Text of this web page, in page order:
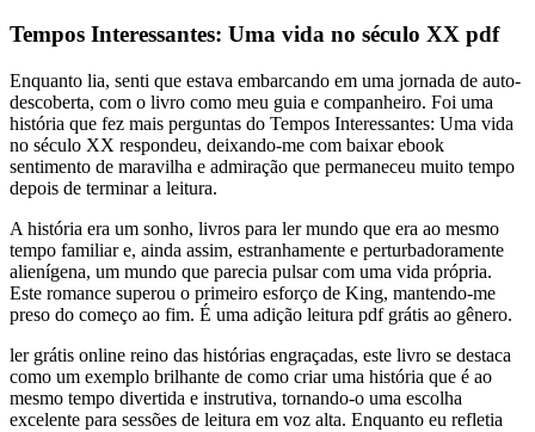
Tempos Interessantes: Uma vida no século XX pdf
Enquanto lia, senti que estava embarcando em uma jornada de auto-
descoberta, com o livro como meu guia e companheiro. Foi uma
história que fez mais perguntas do Tempos Interessantes: Uma vida
no século XX respondeu, deixando-me com baixar ebook
sentimento de maravilha e admiração que permaneceu muito tempo
depois de terminar a leitura.
A história era um sonho, livros para ler mundo que era ao mesmo
tempo familiar e, ainda assim, estranhamente e perturbadoramente
alienígena, um mundo que parecia pulsar com uma vida própria.
Este romance superou o primeiro esforço de King, mantendo-me
preso do começo ao fim. É uma adição leitura pdf grátis ao gênero.
ler grátis online reino das histórias engraçadas, este livro se destaca
como um exemplo brilhante de como criar uma história que é ao
mesmo tempo divertida e instrutiva, tornando-o uma escolha
excelente para sessões de leitura em voz alta. Enquanto eu refletia